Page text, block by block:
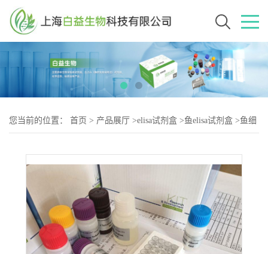
您当前的位置： 首页 > 产品展厅 >elisa试剂盒 >鱼elisa试剂盒 >鱼细